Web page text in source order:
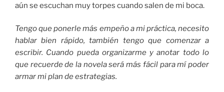
aún se escuchan muy torpes cuando salen de mi boca.
Tengo que ponerle más empeño a mi práctica, necesito
hablar bien rápido, también tengo que comenzar a
escribir. Cuando pueda organizarme y anotar todo lo
que recuerde de la novela será más fácil para mí poder
armar mi plan de estrategias.